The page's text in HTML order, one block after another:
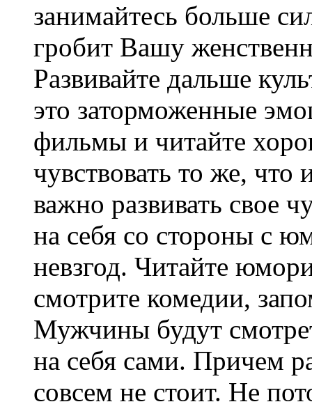
занимайтесь больше
гробит Вашу
Развивайте дальше
это заторможенные
фильмы и читайте
чувствовать то же,
важно развивать свое
на себя со стороны с
невзгод. Читайте
смотрите комедии,
Мужчины будут
на себя сами. Причем
совсем не стоит. Не